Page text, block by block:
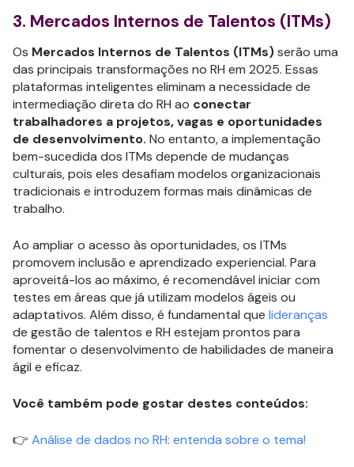
3. Mercados Internos de Talentos (ITMs)
Os Mercados Internos de Talentos (ITMs)serão uma
das principais transformações no RH em 2025. Essas
plataformas inteligentes eliminam a necessidade de
intermediação direta do RH ao conectar
trabalhadores a projetos, vagas e oportunidades
de desenvolvimento. No entanto, a implementação
bem-sucedida dos ITMs depende de mudanças
culturais, pois eles desafiam modelos organizacionais
tradicionais e introduzem formas mais dinâmicas de
trabalho.
Ao ampliar o acesso às oportunidades, os ITMs
promovem inclusão e aprendizado experiencial. Para
aproveitá-los ao máximo, é recomendável iniciar com
testes em áreas que já utilizam modelos ágeis ou
adaptativos. Além disso, é fundamental que lideranças
de gestão de talentos e RH estejam prontos para
fomentar o desenvolvimento de habilidades de maneira
ágil e eficaz.
Você também pode gostar destes conteúdos:
👉 Análise de dados no RH: entenda sobre o tema!